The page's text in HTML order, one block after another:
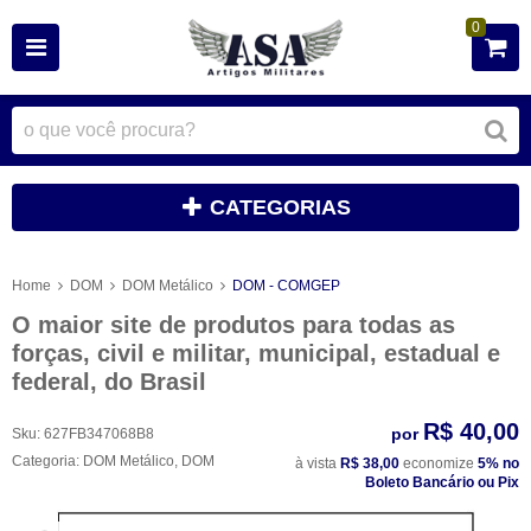
0
CATEGORIAS
Home DOM DOM Metálico DOM - COMGEP
O maior site de produtos para todas as
forças, civil e militar, municipal, estadual e
federal, do Brasil
Sku: 627FB347068B8
Categoria: DOM Metálico DOM
por R$ 40,00
à vista R$ 38,00 economize 5% no
Boleto Bancário ou Pix